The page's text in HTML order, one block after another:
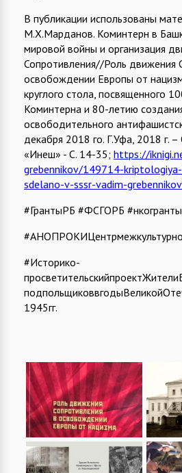
В публикации использованы
М.Х.Марданов. Коминтерн в
мировой войны и организация
Сопротивления//Роль движения
освобождении Европы от
круглого стола, посвященного
Коминтерна и 80-летию
освободительного
декабря 2018 го. Г.Уфа, 2018 г.
«Инеш» - С. 14-35; https://
grebennikov/149714-
sdelano-v-sssr-vadim-
#ГрантыРБ #ФСГОРБ
#Историко-
1945гг.